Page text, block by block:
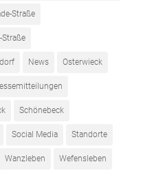
Straße
News Osterwieck
Schönebeck
Social Media Standorte
Wanzleben Wefensleben